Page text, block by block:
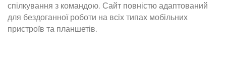
спілкування з командою. Сайт повністю адаптований
для бездоганної роботи на всіх типах мобільних
пристроїв та планшетів.